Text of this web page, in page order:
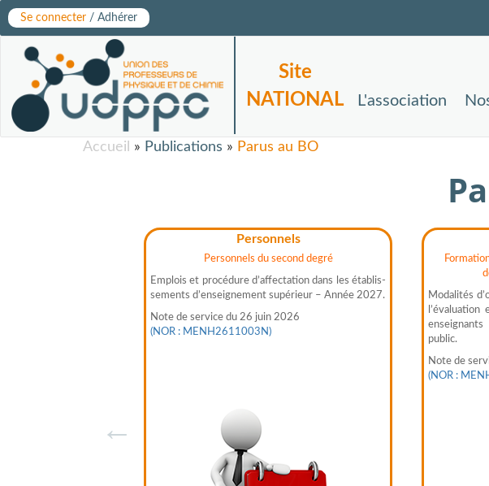
Se connecter / Adhérer
Site
NATIONAL
L'association
Accueil » Publications » Parus au BO
Personnels
Personnels du second degré
Emplois et procédure d’affectation dans les établis­
sements d’enseignement supérieur – Année 2027.
Note de service du 26 juin 2026
(NOR : MENH2611003N)
Modalités
public.
Note de
(NOR :